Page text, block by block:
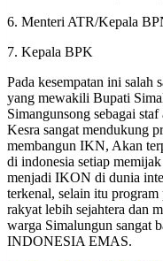
6. Menteri ATR/Kepala
7. Kepala BPK
Pada kesempatan ini salah
yang mewakili Bupati
Simangunsong sebagai
Kesra sangat mendukung
membangun IKN, Akan
di indonesia setiap
menjadi IKON di dunia
terkenal, selain itu
rakyat lebih sejahtera dan
warga Simalungun sangat
INDONESIA EMAS.